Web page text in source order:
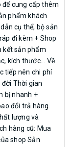
để cung cấp thêm
phẩm khách
cụ thể, bộ sản
đi kèm + Shop
kết sản phẩm
kích thước... Về
tiếp nên chi phí
đời Thời gian
bị nhanh +
đổi trả hàng
lượng và
hàng cũ: Mua
shop Sản